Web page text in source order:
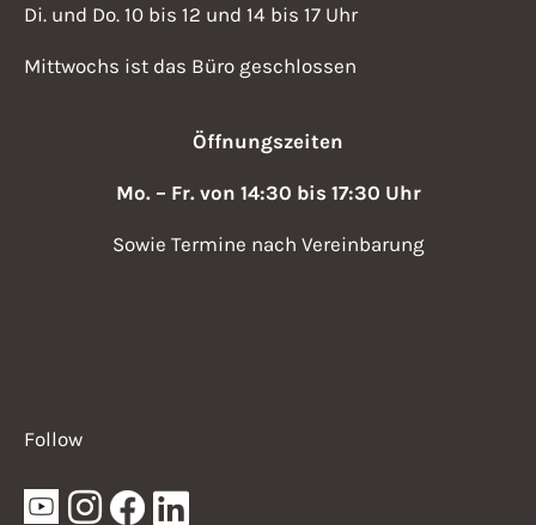
Di. und Do. 10 bis 12 und 14 bis 17 Uhr
Mittwochs ist das Büro geschlossen
Öffnungszeiten
Mo. – Fr. von 14:30 bis 17:30 Uhr
Sowie Termine nach Vereinbarung
Follow